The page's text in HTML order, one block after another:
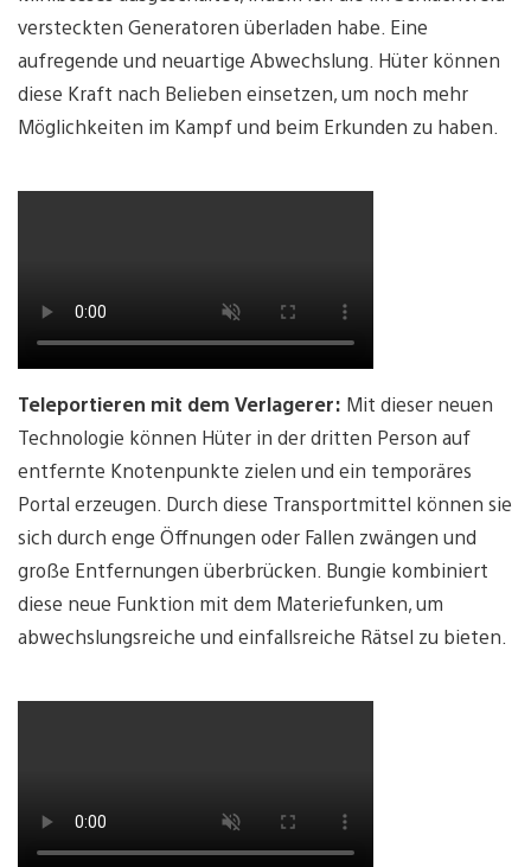
versteckten Generatoren überladen habe. Eine
aufregende und neuartige Abwechslung. Hüter können
diese Kraft nach Belieben einsetzen, um noch mehr
Möglichkeiten im Kampf und beim Erkunden zu haben.
Teleportieren mit dem Verlagerer: Mit dieser neuen
Technologie können Hüter in der dritten Person auf
entfernte Knotenpunkte zielen und ein temporäres
Portal erzeugen. Durch diese Transportmittel können sie
sich durch enge Öffnungen oder Fallen zwängen und
große Entfernungen überbrücken. Bungie kombiniert
diese neue Funktion mit dem Materiefunken, um
abwechslungsreiche und einfallsreiche Rätsel zu bieten.